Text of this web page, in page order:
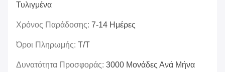
Τυλιγμένα
Χρόνος Παράδοσης: 7-14 Ημέρες
Όροι Πληρωμής: Τ/Τ
Δυνατότητα Προσφοράς: 3000 Μονάδες Ανά Μήνα